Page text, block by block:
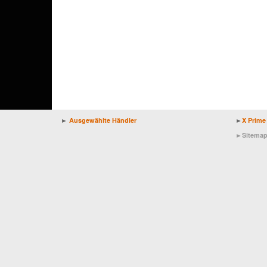
► Ausgewählte Händler ► X Prime
► Sitemap